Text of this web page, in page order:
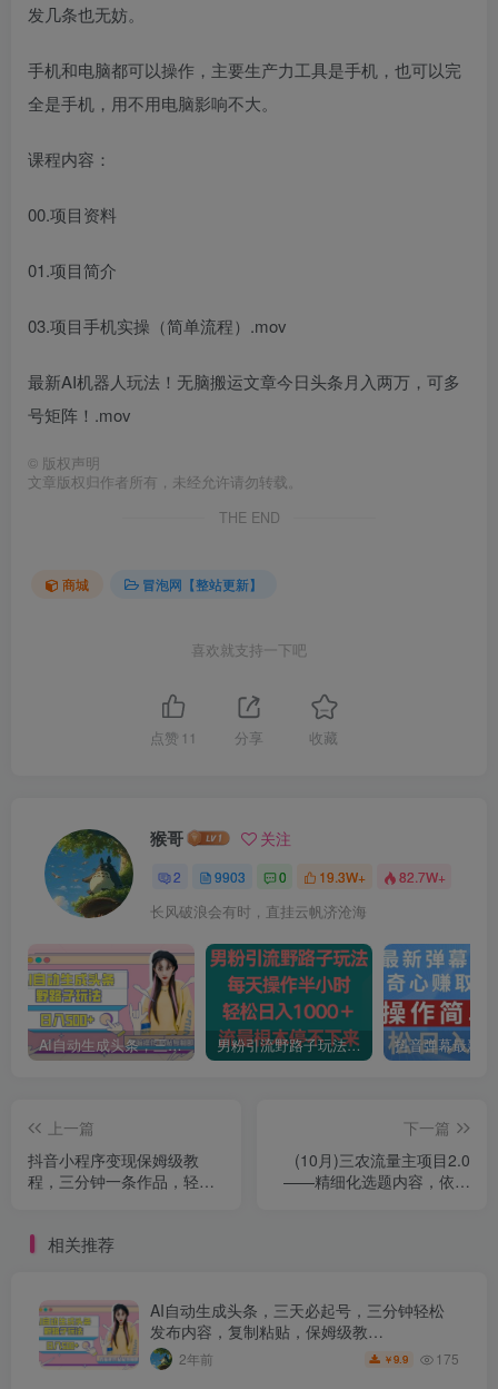
发几条也无妨。
手机和电脑都可以操作，主要生产力工具是手机，也可以完
全是手机，用不用电脑影响不大。
课程内容：
00.项目资料
01.项目简介
03.项目手机实操（简单流程）.mov
最新AI机器人玩法！无脑搬运文章今日头条月入两万，可多
号矩阵！.mov
© 版权声明
文章版权归作者所有，未经允许请勿转载。
THE END
商城 冒泡网【整站更新】
喜欢就支持一下吧
点赞 11 分享 收藏
猴哥 关注
2 9903 0 19.3W+ 82.7W+
长风破浪会有时，直挂云帆济沧海
AI自动生成头条，三天必起号，三分钟轻松发布内容，复制粘贴，保姆级教… 男粉引流野路子玩法，每天操作半小时轻松日入1000＋，流量根本停不下来
上一篇
抖音小程序变现保姆级教
程，三分钟一条作品，轻松
下一篇
(10月)三农流量主项目2.0
——精细化选题内容，依然
相关推荐
AI自动生成头条，三天必起号，三分钟轻松
发布内容，复制粘贴，保姆级教…
2年前 ￥9.9 175